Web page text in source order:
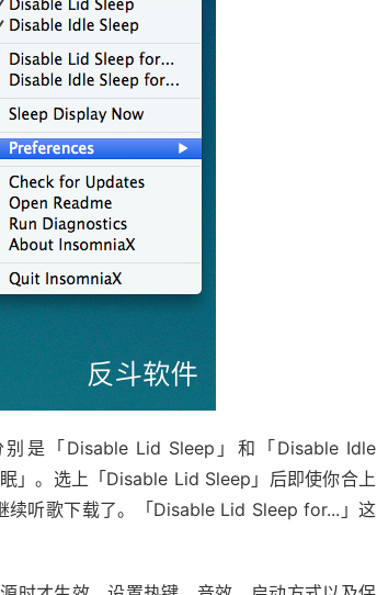
是「Disable Lid Sleep」和「Disable Idle
」。选上「Disable Lid Sleep」后即使你合上
续听歌下载了。「Disable Lid Sleep for...」这